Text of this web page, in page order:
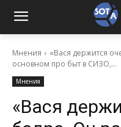
Мнения
«Вася держится
основном про быт в СИЗО,...
Мнения
«Вася